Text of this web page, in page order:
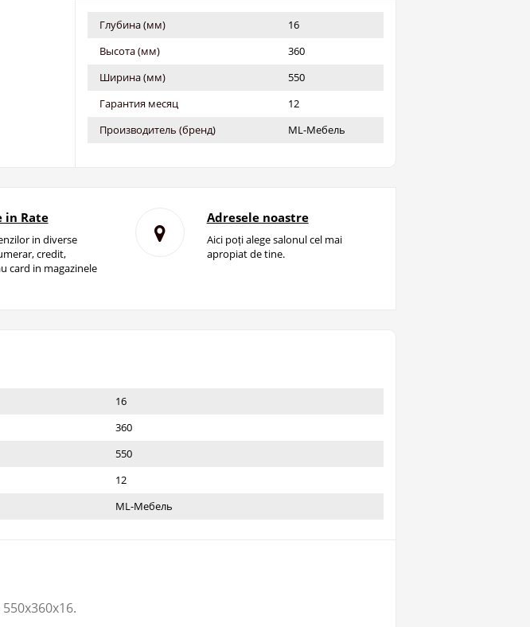
Глубина (мм)
16
Высота (мм)
360
Ширина (мм)
550
Гарантия месяц
12
Производитель (бренд)
ML-Мебель
in Rate
in diverse
credit,
card in magazinele
Adresele noastre
Aici poți alege salonul cel mai
apropiat de tine.
16
360
550
12
ML-Мебель